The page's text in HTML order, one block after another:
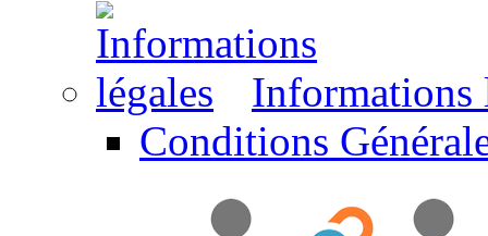
Informations
Conditions